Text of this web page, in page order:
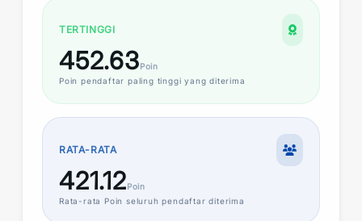
TERTINGGI
452.63Poin
Poin pendaftar paling tinggi yang diterima
RATA-RATA
421.12Poin
Rata-rata Poin seluruh pendaftar diterima